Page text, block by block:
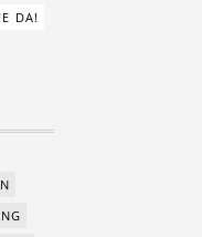
DA!